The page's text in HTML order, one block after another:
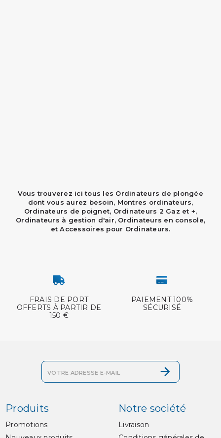
Vous trouverez ici tous les Ordinateurs de plongée
dont vous aurez besoin, Montres ordinateurs,
Ordinateurs de poignet, Ordinateurs 2 Gaz et +,
Ordinateurs à gestion d'air, Ordinateurs en console,
et Accessoires pour Ordinateurs.
FRAIS DE PORT
OFFERTS À PARTIR DE
150 €
PAIEMENT 100%
SÉCURISÉ
Produits
Promotions
Notre société
Livraison